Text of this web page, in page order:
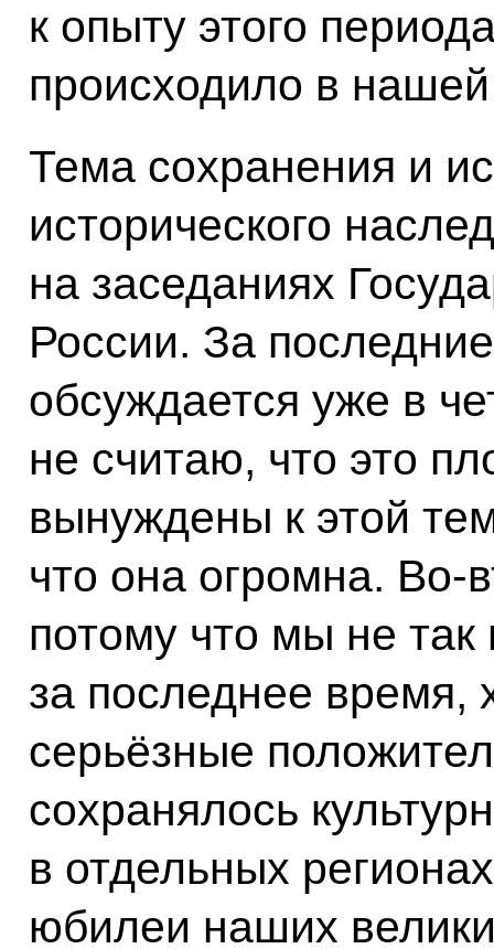
к опыту этого
происходило в
Тема сохранения и
исторического
на заседаниях
России. За
обсуждается уже в
не считаю, что это
вынуждены к этой
что она огромна.
потому что мы не так
за последнее время,
серьёзные
сохранялось
в отдельных
юбилеи наших